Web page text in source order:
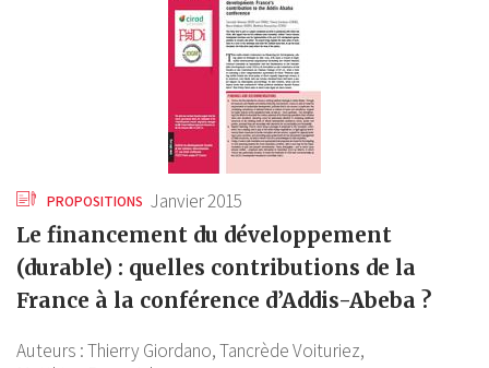
PROPOSITIONS Janvier 2015
Le financement du développement
(durable) : quelles contributions de la
France à la conférence d’Addis-Abeba ?
Auteurs :Thierry Giordano,Tancrède Voituriez,